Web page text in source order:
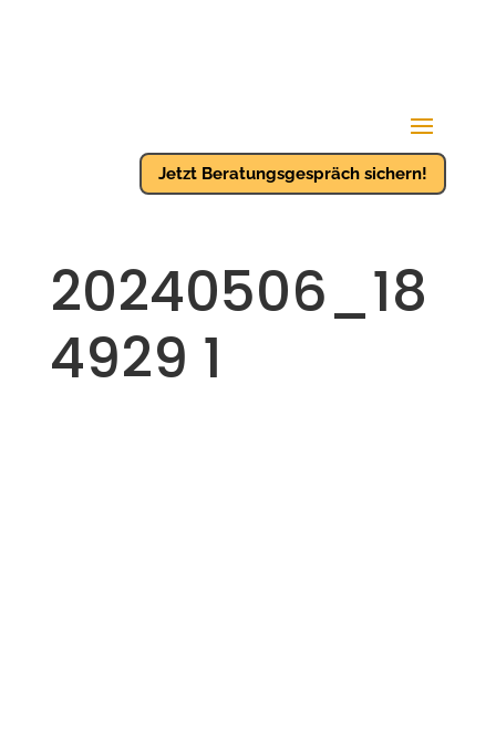
Jetzt Beratungsgespräch sichern!
20240506_18
4929 1